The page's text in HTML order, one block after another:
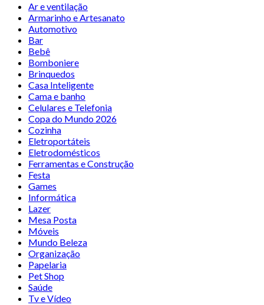
Ar e ventilação
Armarinho e Artesanato
Automotivo
Bar
Bebê
Bomboniere
Brinquedos
Casa Inteligente
Cama e banho
Celulares e Telefonia
Copa do Mundo 2026
Cozinha
Eletroportáteis
Eletrodomésticos
Ferramentas e Construção
Festa
Games
Informática
Lazer
Mesa Posta
Móveis
Mundo Beleza
Organização
Papelaria
Pet Shop
Saúde
Tv e Vídeo